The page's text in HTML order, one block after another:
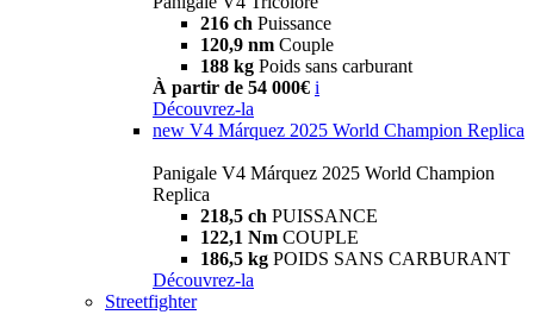
216 ch Puissance
120,9 nm Couple
188 kg Poids sans carburant
À partir de 54 000€ i
Découvrez-la
new V4 Márquez 2025 World Champion Replica
Panigale V4 Márquez 2025 World Champion
Replica
218,5 ch PUISSANCE
122,1 Nm COUPLE
186,5 kg POIDS SANS CARBURANT
Découvrez-la
Streetfighter